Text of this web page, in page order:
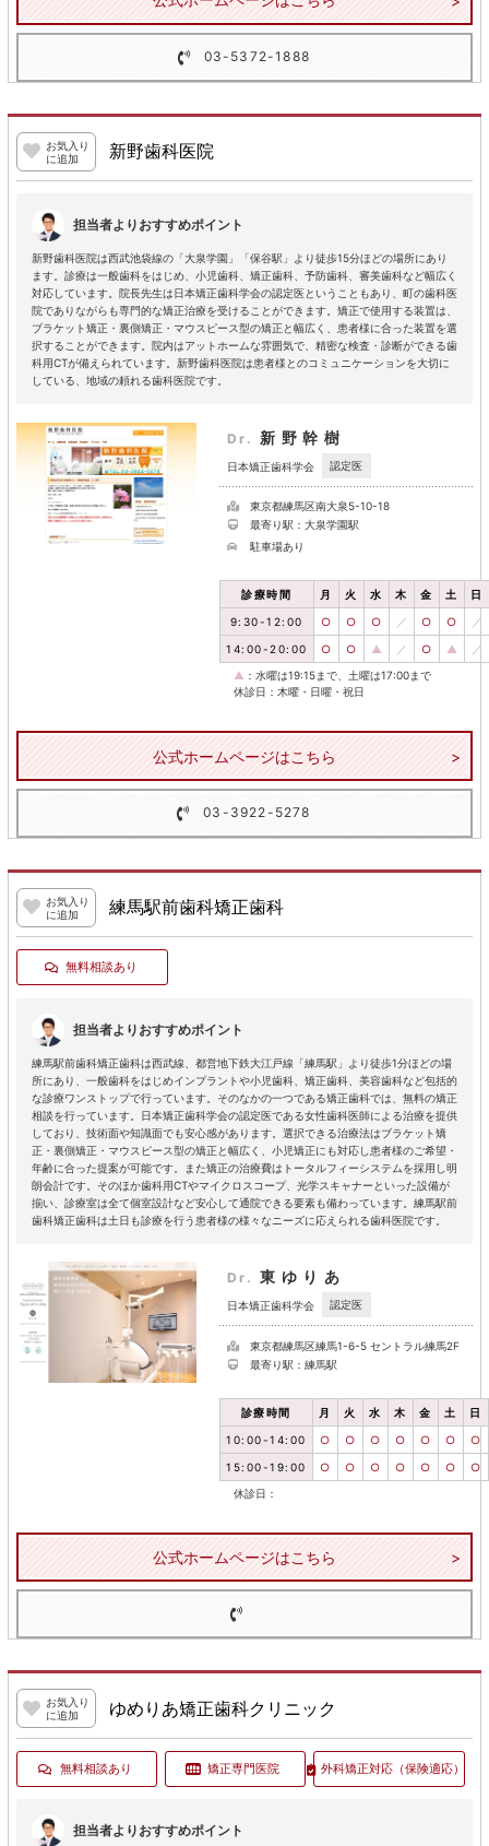
03-5372-1888
お気入り
に追加
新野歯科医院
担当者よりおすすめポイント
新野歯科医院は西武池袋線の「大泉学園」「保谷駅」より徒歩15分ほどの場所にあり
ます。診療は一般歯科をはじめ、小児歯科、矯正歯科、予防歯科、審美歯科など幅広く
対応しています。院長先生は日本矯正歯科学会の認定医ということもあり、町の歯科医
院でありながらも専門的な矯正治療を受けることができます。矯正で使用する装置は、
ブラケット矯正・裏側矯正・マウスピース型の矯正と幅広く、患者様に合った装置を選
択することができます。院内はアットホームな雰囲気で、精密な検査・診断ができる歯
科用CTが備えられています。新野歯科医院は患者様とのコミュニケーションを大切に
している、地域の頼れる歯科医院です。
Dr. 新野幹樹
日本矯正歯科学会 認定医
東京都練馬区南大泉5-10-18
最寄り駅：大泉学園駅
駐車場あり
診療時間 月 火 水 木 金 土 日
9:30-12:00 ○ ○ ○ ／ ○ ○ ／
14:00-20:00 ○ ○ ▲ ／ ○ ▲ ／
▲ ：水曜は19:15まで、土曜は17:00まで
休診日：木曜・日曜・祝日
公式ホームページはこちら
03-3922-5278
お気入り
に追加
練馬駅前歯科矯正歯科
無料相談あり
担当者よりおすすめポイント
練馬駅前歯科矯正歯科は西武線、都営地下鉄大江戸線「練馬駅」より徒歩1分ほどの場
所にあり、一般歯科をはじめインプラントや小児歯科、矯正歯科、美容歯科など包括的
な診療ワンストップで行っています。そのなかの一つである矯正歯科では、無料の矯正
相談を行っています。日本矯正歯科学会の認定医である女性歯科医師による治療を提供
しており、技術面や知識面でも安心感があります。選択できる治療法はブラケット矯
正・裏側矯正・マウスピース型の矯正と幅広く、小児矯正にも対応し患者様のご希望・
年齢に合った提案が可能です。また矯正の治療費はトータルフィーシステムを採用し明
朗会計です。そのほか歯科用CTやマイクロスコープ、光学スキャナーといった設備が
揃い、診療室は全て個室設計など安心して通院できる要素も備わっています。練馬駅前
歯科矯正歯科は土日も診療を行う患者様の様々なニーズに応えられる歯科医院です。
Dr. 東ゆりあ
日本矯正歯科学会 認定医
東京都練馬区練馬1-6-5 セントラル練馬2F
最寄り駅：練馬駅
診療時間 月 火 水 木 金 土 日
10:00-14:00 ○ ○ ○ ○ ○ ○ ○
15:00-19:00 ○ ○ ○ ○ ○ ○ ○
休診日：
公式ホームページはこちら
お気入り
に追加
ゆめりあ矯正歯科クリニック
無料相談あり 矯正専門医院 外科矯正対応 （保険適応）
担当者よりおすすめポイント